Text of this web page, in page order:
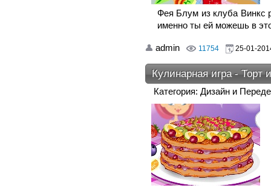
Фея Блум из клуба Винкс
именно ты ей можешь в
admin 11754 25-01-
Кулинарная игра - Торт
Категория: Дизайн и